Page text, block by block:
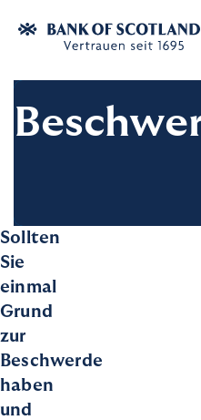
Suche
Häufige Suchbegriffe
Sollten
Sie
einmal
Grund
zur
Beschwerde
haben
und